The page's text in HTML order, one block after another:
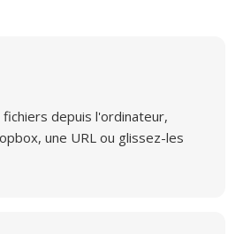
depuis l'ordinateur,
une URL ou glissez-les